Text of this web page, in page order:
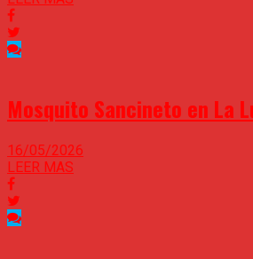
Mosquito Sancineto en La
16/05/2026
LEER MAS